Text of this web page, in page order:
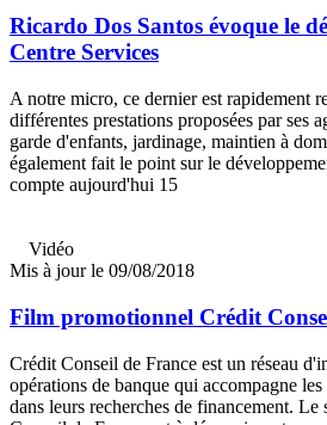
Ricardo Dos Santos évoque le
Centre Services
A notre micro, ce dernier est rapidement
différentes prestations proposées par ses
garde d'enfants, jardinage, maintien à
également fait le point sur le
compte aujourd'hui 15
Vidéo
Mis à jour le 09/08/2018
Film promotionnel Crédit
Crédit Conseil de France est un réseau
opérations de banque qui accompagne
dans leurs recherches de financement.